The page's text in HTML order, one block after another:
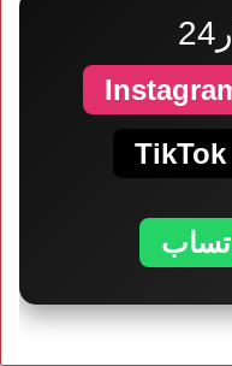
TikTok